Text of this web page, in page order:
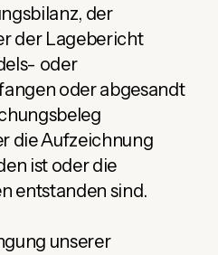
der
der Lagebericht
oder
oder abgesandt
die Aufzeichnung
ist oder die
entstanden sind.
unserer